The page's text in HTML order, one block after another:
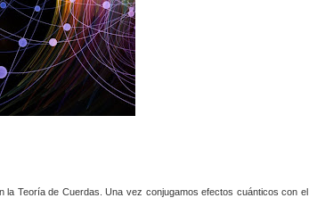
la Teoría de Cuerdas. Una vez conjugamos efectos cuánticos con el